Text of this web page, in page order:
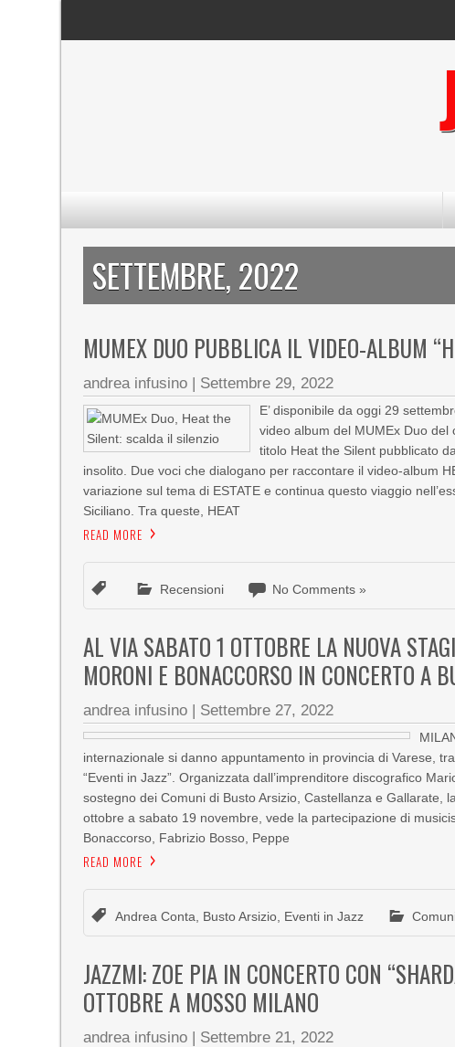
SETTEMBRE, 2022
MUMEX DUO PUBBLICA IL VIDEO-ALBUM
andrea infusino | Settembre 29, 2022
E’ disponibile da oggi 29
video album del MUMEx Duo
titolo Heat the Silent pubblicato
insolito. Due voci che dialogano per raccontare il video-album
variazione sul tema di ESTATE e continua questo viaggio
Siciliano. Tra queste, HEAT
READ MORE
Recensioni No Comments »
AL VIA SABATO 1 OTTOBRE LA NUOVA
MORONI E BONACCORSO IN CONCERTO A
andrea infusino | Settembre 27, 2022
internazionale si danno appuntamento in provincia di Varese,
“Eventi in Jazz”. Organizzata dall’imprenditore discografico
sostegno dei Comuni di Busto Arsizio, Castellanza e Gallarate,
ottobre a sabato 19 novembre, vede la partecipazione di
Bonaccorso, Fabrizio Bosso, Peppe
READ MORE
Andrea Conta Busto Arsizio Eventi in Jazz
JAZZMI: ZOE PIA IN CONCERTO CON
OTTOBRE A MOSSO MILANO
andrea infusino | Settembre 21, 2022